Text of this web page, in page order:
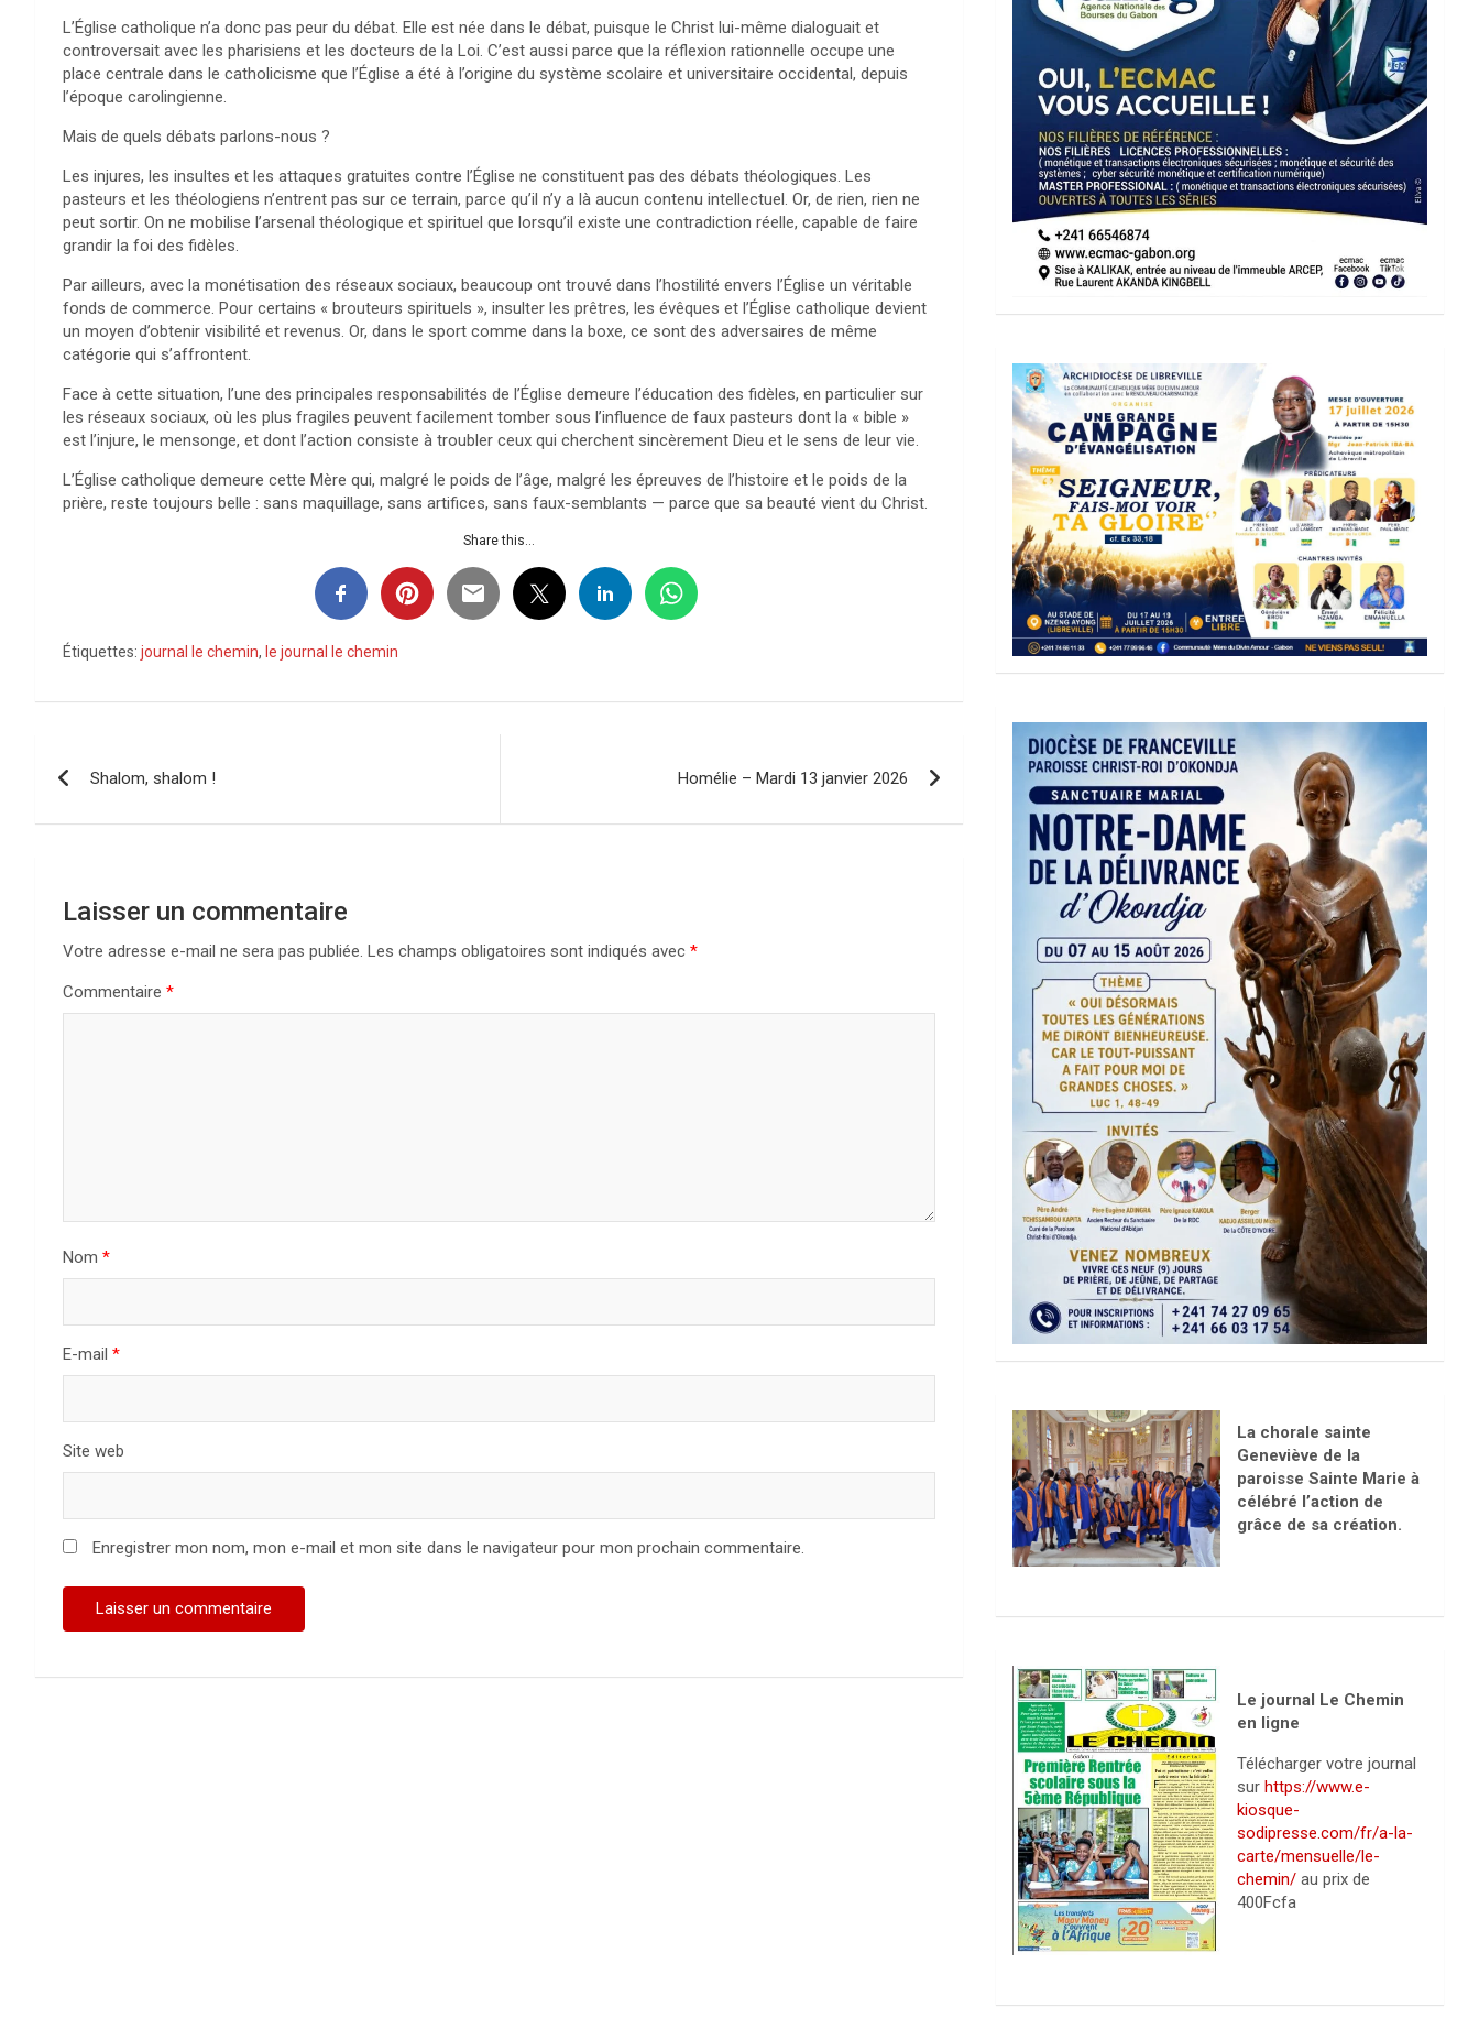
L’Église catholique n’a donc pas peur du débat. Elle est née dans le débat, puisque le Christ lui-même dialoguait et
controversait avec les pharisiens et les docteurs de la Loi. C’est aussi parce que la réflexion rationnelle occupe une
place centrale dans le catholicisme que l’Église a été à l’origine du système scolaire et universitaire occidental, depuis
l’époque carolingienne.
Mais de quels débats parlons-nous ?
Les injures, les insultes et les attaques gratuites contre l’Église ne constituent pas des débats théologiques. Les
pasteurs et les théologiens n’entrent pas sur ce terrain, parce qu’il n’y a là aucun contenu intellectuel. Or, de rien, rien ne
peut sortir. On ne mobilise l’arsenal théologique et spirituel que lorsqu’il existe une contradiction réelle, capable de faire
grandir la foi des fidèles.
Par ailleurs, avec la monétisation des réseaux sociaux, beaucoup ont trouvé dans l’hostilité envers l’Église un véritable
fonds de commerce. Pour certains « brouteurs spirituels », insulter les prêtres, les évêques et l’Église catholique devient
un moyen d’obtenir visibilité et revenus. Or, dans le sport comme dans la boxe, ce sont des adversaires de même
catégorie qui s’affrontent.
Face à cette situation, l’une des principales responsabilités de l’Église demeure l’éducation des fidèles, en particulier sur
les réseaux sociaux, où les plus fragiles peuvent facilement tomber sous l’influence de faux pasteurs dont la « bible »
est l’injure, le mensonge, et dont l’action consiste à troubler ceux qui cherchent sincèrement Dieu et le sens de leur vie.
L’Église catholique demeure cette Mère qui, malgré le poids de l’âge, malgré les épreuves de l’histoire et le poids de la
prière, reste toujours belle : sans maquillage, sans artifices, sans faux-semblants — parce que sa beauté vient du Christ.
Share this...
Étiquettes: journal le chemin, le journal le chemin
de
Shalom, shalom ! Homélie – Mardi 13 janvier 2026
Laisser un commentaire
Votre adresse e-mail ne sera pas publiée. Les champs obligatoires sont indiqués avec *
Commentaire *
Nom *
E-mail *
Site web
Enregistrer mon nom, mon e-mail et mon site dans le navigateur pour mon prochain commentaire.
La chorale sainte
Geneviève de la
paroisse Sainte Marie à
célébré l’action de
grâce de sa création.
Le journal Le Chemin
en ligne
Télécharger votre journal
sur https://www.e-
kiosque-
sodipresse.com/fr/a-la-
carte/mensuelle/le-
chemin/au prix de
400Fcfa